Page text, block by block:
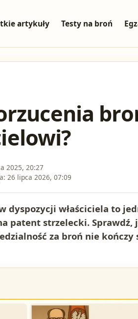
artykuły Testy na broń
2025, 20:27
26 lipca 2026, 07:09
dyspozycji właściciela to
patent strzelecki. Sprawdź,
za broń nie kończy